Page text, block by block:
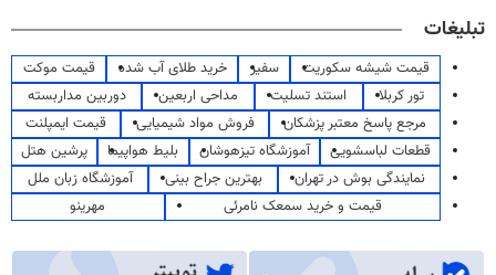
تبلیغات
قیمت شیشه سکوریت سفیر خرید طلای آب شده
قیمت موکت
تور کربلا
استند تسلیت مداحی اربعین
دوربین مداربسته
مرجع پاسخ معتبر پزشکان
فروش مواد شیمیایی
قیمت ایمپلنت
قطعات لباسشویی
آموزشگاه تیزهوشان بلیط هواپیما
پرشین هتل
نمایندگی بوش در تهران
بهترین جراح بینی
آموزشگاه زبان ملل
قیمت و خرید سمعک نامرئی
مهرینو